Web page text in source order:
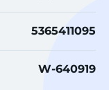
5365411095
W-640919